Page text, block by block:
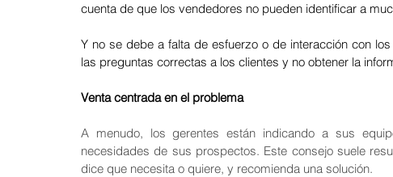
Agosto 2024: Negociación Julio 2024: Ventas Junio 2024:
Mayo 24: Aprendizaje - eLearning Abril 24: Liderazgo
Marzo 24: Salud Mental y Autocui Febrero 24: Diversidad e
cuenta de que los vendedores no pueden identificar a
Y no se debe a falta de esfuerzo o de interacción con
las preguntas correctas a los clientes y no obtener la
Venta centrada en el problema
A menudo, los gerentes están indicando a sus
necesidades de sus prospectos. Este consejo suele
dice que necesita o quiere, y recomienda una solución.